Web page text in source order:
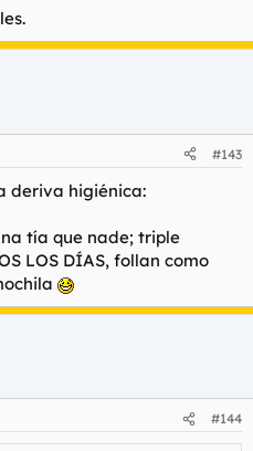
#143
deriva higiénica:
tía que nade; triple
LOS DÍAS, follan como
#144